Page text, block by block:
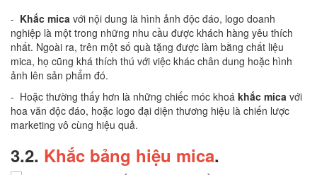
- Khắc mica với nội dung là hình ảnh độc đáo, logo doanh
nghiệp là một trong những nhu cầu được khách hàng yêu thích
nhất. Ngoài ra, trên một số quà tặng được làm bằng chất liệu
mica, họ cũng khá thích thú với việc khác chân dung hoặc hình
ảnh lên sản phẩm đó.
- Hoặc thường thấy hơn là những chiếc móc khoá khắc mica với
hoa văn độc đáo, hoặc logo đại diện thương hiệu là chiến lược
marketing vô cùng hiệu quả.
3.2. Khắc bảng hiệu mica.